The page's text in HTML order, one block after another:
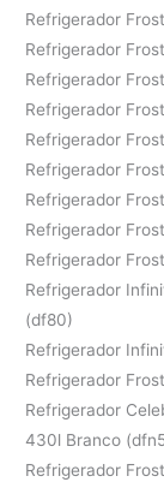
Refrigerador
Refrigerador
Refrigerador
Refrigerador
Refrigerador
Refrigerador
Refrigerador
Refrigerador
Refrigerador
Refrigerador
(df80)
Refrigerador
Refrigerador
Refrigerador
430l Branco
Refrigerador